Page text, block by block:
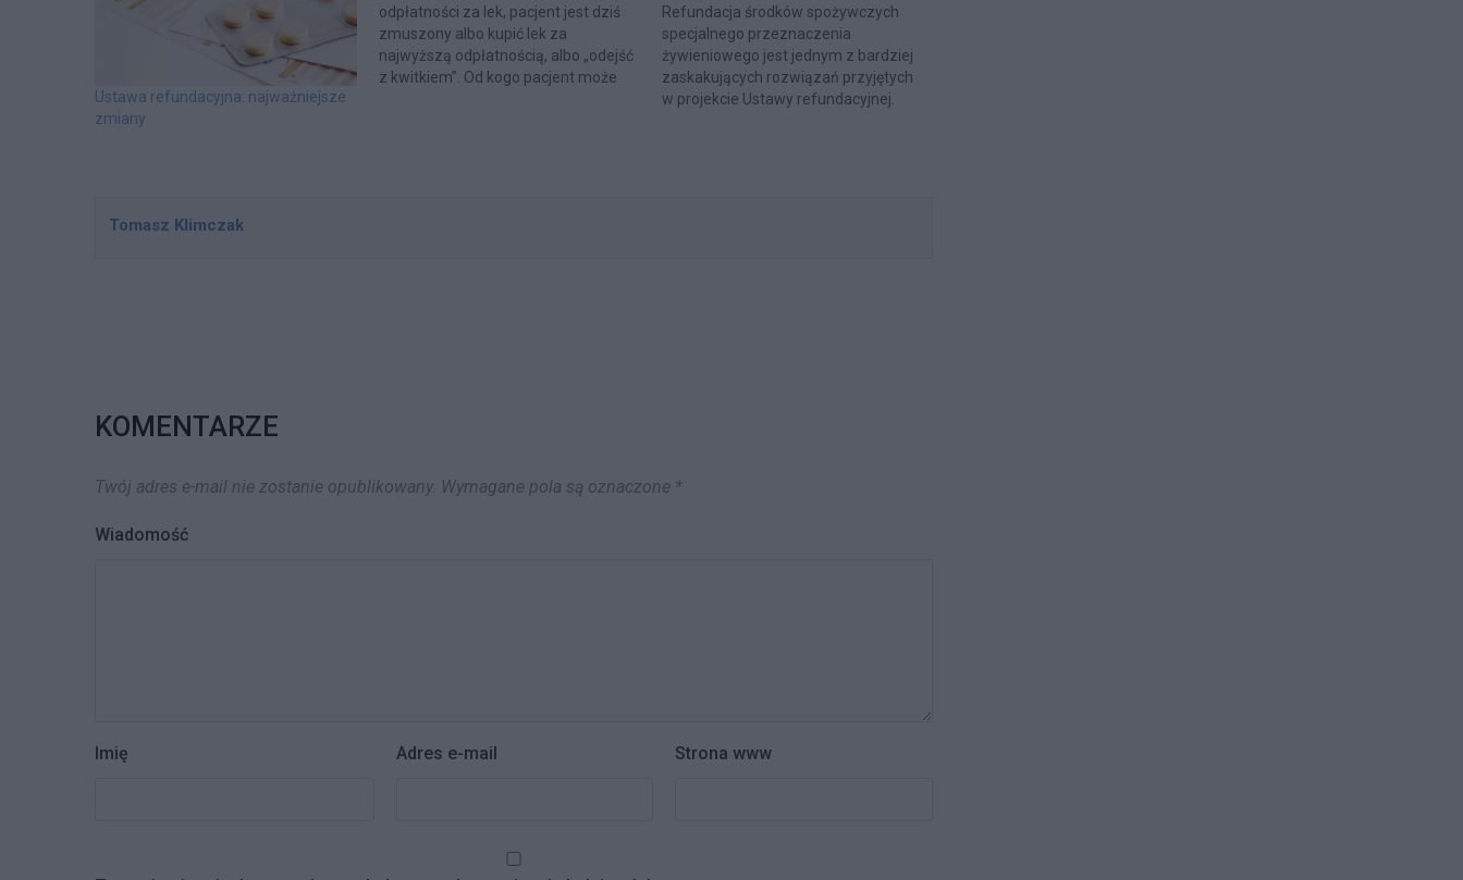
Ustawa refundacyjna: najważniejsze
zmiany
odpłatności za lek, pacjent jest dziś
zmuszony albo kupić lek za
najwyższą odpłatnością, albo „odejść
z kwitkiem”. Od kogo pacjent może
Refundacja środków spożywczych
specjalnego przeznaczenia
żywieniowego jest jednym z bardziej
zaskakujących rozwiązań przyjętych
w projekcie Ustawy refundacyjnej.
Tomasz Klimczak
KOMENTARZE
Twój adres e-mail nie zostanie opublikowany. Wymagane pola są oznaczone *
Wiadomość
Imię Adres e-mail Strona www